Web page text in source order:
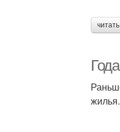
жилья.